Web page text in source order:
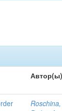
Автор(ы)